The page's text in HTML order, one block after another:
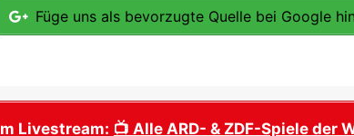
Füge uns als bevorzugte Quelle bei Google
Livestream: 📺 Alle ARD- & ZDF-Spiele der